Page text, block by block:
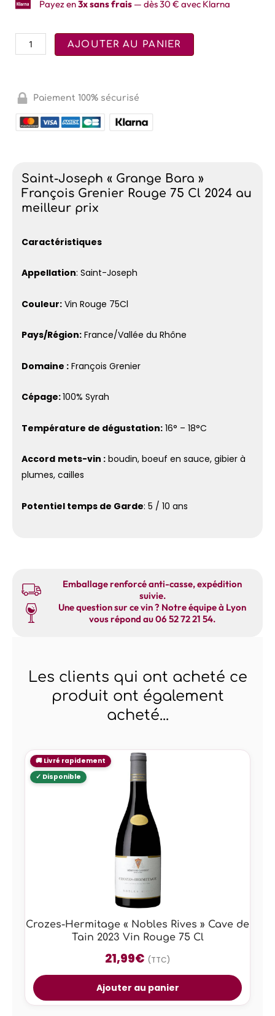
Payez en3x sans frais — dès 30 € avec Klarna
AJOUTER AU PANIER
Paiement 100% sécurisé
Saint-Joseph « Grange Bara »
François Grenier Rouge 75 Cl 2024 au
meilleur prix
Caractéristiques
Appellation: Saint-Joseph
Couleur: Vin Rouge 75Cl
Pays/Région: France/Vallée du Rhône
Domaine : François Grenier
Cépage:100% Syrah
Température de dégustation: 16° – 18°C
Accord mets-vin : boudin, boeuf en sauce, gibier à
plumes, cailles
Potentiel temps de Garde: 5 / 10 ans
Emballage renforcé anti-casse, expédition
suivie.
Une question sur ce vin ? Notre équipe à Lyon
vous répond au 06 52 72 21 54.
Les clients qui ont acheté ce
produit ont également
acheté...
Crozes-Hermitage « Nobles Rives » Cave de
Tain 2023 Vin Rouge 75 Cl
21,99€ (TTC)
Ajouter au panier